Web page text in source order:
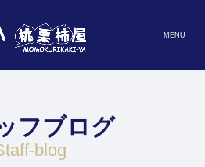
MENU
フブログ
staff-blog